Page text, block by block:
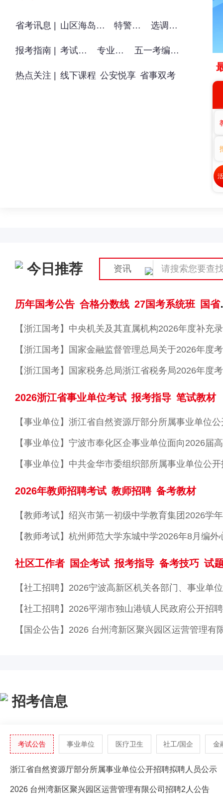
省考讯息 | 山区海岛公告 特警公告 选调公告
报考指南 | 考试大纲 专业目录 五一考编启航
热点关注 | 线下课程 公安悦享 省事双考
今日推荐 资讯
历年国考公告 合格分数线 27国考系统班 国省模考
2026浙江省事业单位考试 报考指导 笔试教材
2026年教师招聘考试 教师招聘 备考教材
社区工作者 国企考试 报考指导 备考技巧 试题资
招考信息
考试公告 事业单位 医疗卫生 社工/国企 金
浙江省自然资源厅部分所属事业单位公开招聘拟聘人员公示
2026 台州湾新区聚兴园区运营管理有限公司招聘2人公告